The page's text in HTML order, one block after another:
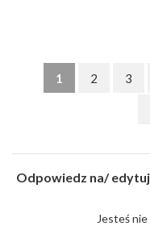
1 2 3
Odpowiedz na/ edytuj
Jesteś